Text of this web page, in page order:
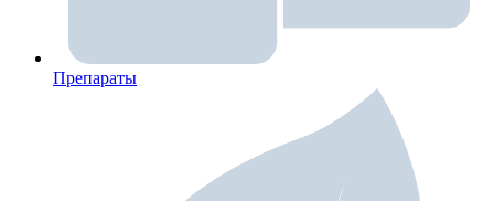
Препараты